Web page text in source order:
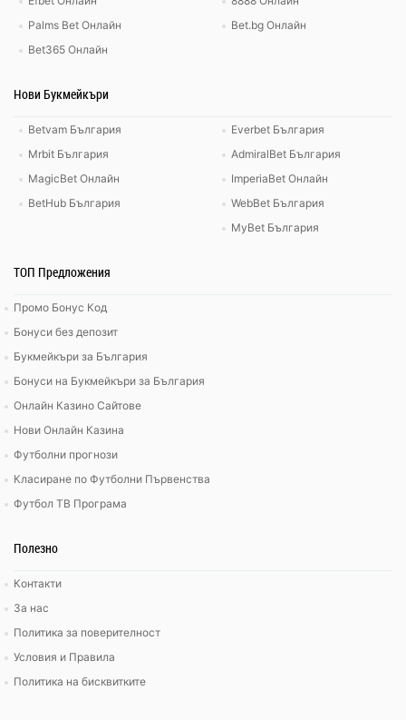
Palms Bet Онлайн
Bet365 Онлайн
Bet.bg Онлайн
Нови Букмейкъри
Betvam България
Mrbit България
MagicBet Онлайн
BetHub България
Everbet България
AdmiralBet България
ImperiaBet Онлайн
WebBet България
MyBet България
ТОП Предложения
Промо Бонус Код
Бонуси без депозит
Букмейкъри за България
Бонуси на Букмейкъри за България
Онлайн Казино Сайтове
Нови Онлайн Казина
Футболни прогнози
Класиране по Футболни Първенства
Футбол ТВ Програма
Полезно
Контакти
За нас
Политика за поверителност
Условия и Правила
Политика на бисквитките